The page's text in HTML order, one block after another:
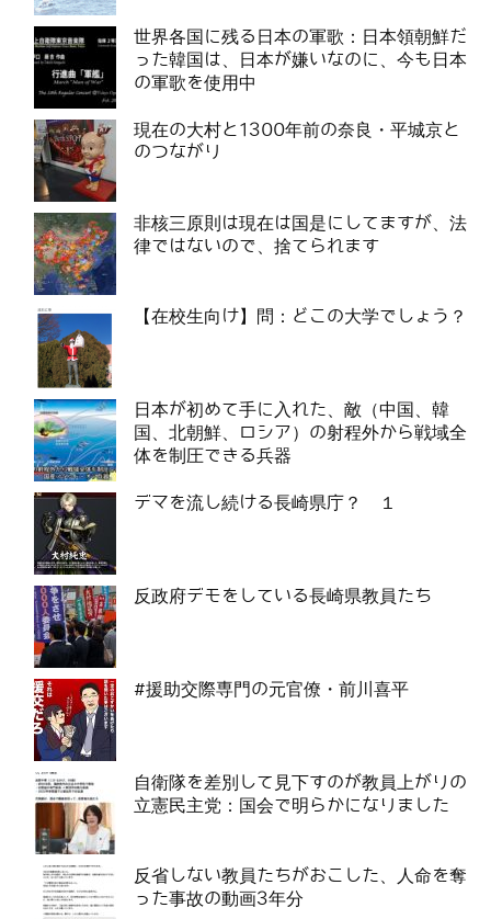
世界各国に残る日本の軍歌：日本領朝鮮だ
った韓国は、日本が嫌いなのに、今も日本
の軍歌を使用中
現在の大村と1300年前の奈良・平城京と
のつながり
非核三原則は現在は国是にしてますが、法
律ではないので、捨てられます
【在校生向け】問：どこの大学でしょう？
日本が初めて手に入れた、敵（中国、韓
国、北朝鮮、ロシア）の射程外から戦域全
体を制圧できる兵器
デマを流し続ける長崎県庁？ １
反政府デモをしている長崎県教員たち
#援助交際専門の元官僚・前川喜平
自衛隊を差別して見下すのが教員上がりの
立憲民主党：国会で明らかになりました
反省しない教員たちがおこした、人命を奪
った事故の動画3年分